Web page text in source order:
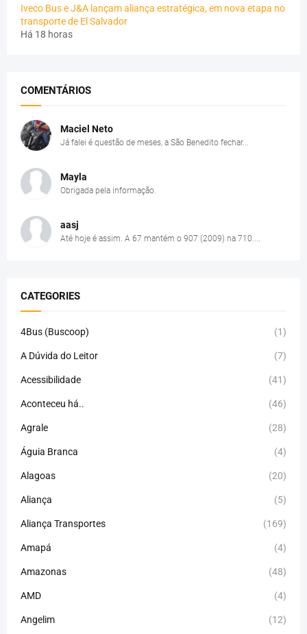
Iveco Bus e J&A lançam aliança estratégica, em nova etapa no
transporte de El Salvador
Há 18 horas
COMENTÁRIOS
Maciel Neto
Já falei é questão de meses, a São Benedito fechar...
Mayla
Obrigada pela informação.
aasj
Até hoje é assim. A 67 mantém o 907 (2009) na 710....
CATEGORIES
4Bus (Buscoop) (1)
A Dúvida do Leitor (7)
Acessibilidade (41)
Aconteceu há.. (46)
Agrale (28)
Águia Branca (4)
Alagoas (20)
Aliança (5)
Aliança Transportes (169)
Amapá (4)
Amazonas (48)
AMD (4)
Angelim (12)